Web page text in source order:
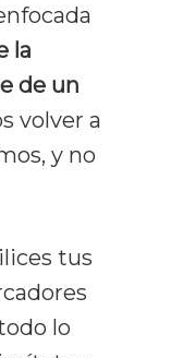
la
de un
volver a
y no
tus
lo